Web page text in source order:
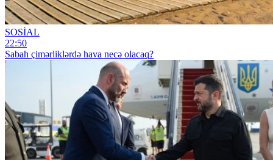
SOSİAL
22:50
Sabah çimərliklərdə hava necə olacaq?